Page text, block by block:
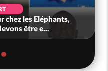
chez les Eléphants,
être e...